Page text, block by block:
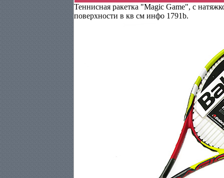
Теннисная ракетка "Magic Game", с
поверхности в кв см инфо 1791b.